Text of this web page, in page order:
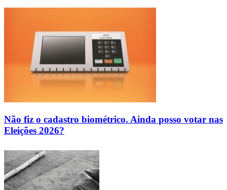
Não fiz o cadastro biométrico. Ainda posso votar nas
Eleições 2026?